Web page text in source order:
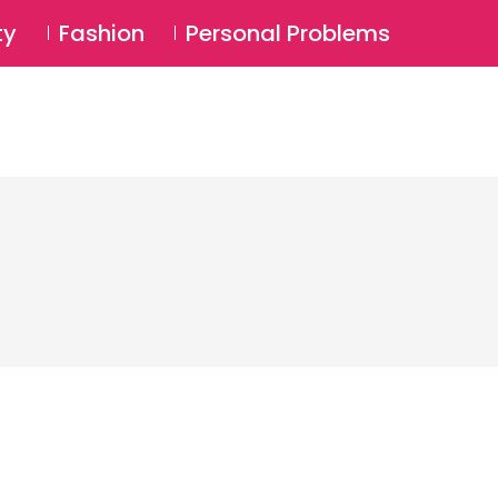
Login ⚲
Fashion Personal Problems